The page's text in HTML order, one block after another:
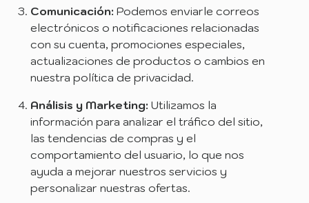
Comunicación: Podemos enviarle correos
electrónicos o notificaciones relacionadas
con su cuenta, promociones especiales,
actualizaciones de productos o cambios en
nuestra política de privacidad.
Análisis y Marketing: Utilizamos la
información para analizar el tráfico del sitio,
las tendencias de compras y el
comportamiento del usuario, lo que nos
ayuda a mejorar nuestros servicios y
personalizar nuestras ofertas.